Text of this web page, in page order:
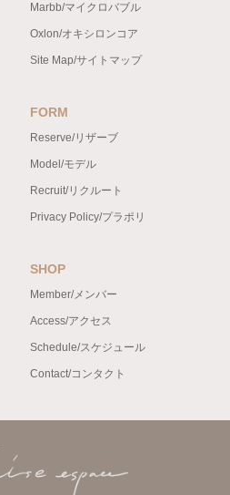
Marbb/マイクロバブル
Oxlon/オキシロンコア
Site Map/サイトマップ
FORM
Reserve/リザーブ
Model/モデル
Recruit/リクルート
Privacy Policy/プラポリ
SHOP
Member/メンバー
Access/アクセス
Schedule/スケジュール
Contact/コンタクト